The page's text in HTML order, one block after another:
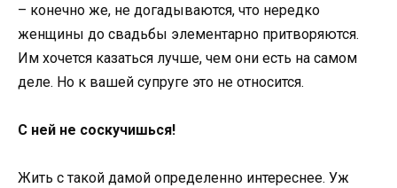
– конечно же, не догадываются, что нередко
женщины до свадьбы элементарно притворяются.
Им хочется казаться лучше, чем они есть на самом
деле. Но к вашей супруге это не относится.
С ней не соскучишься!
Жить с такой дамой определенно интереснее. Уж